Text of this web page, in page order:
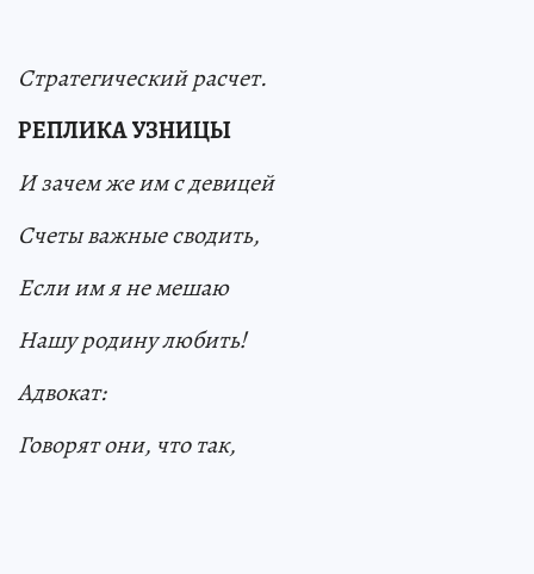
Стратегический расчет.
РЕПЛИКА УЗНИЦЫ
И зачем же им с девицей
Счеты важные сводить,
Если им я не мешаю
Нашу родину любить!
Адвокат:
Говорят они, что так,